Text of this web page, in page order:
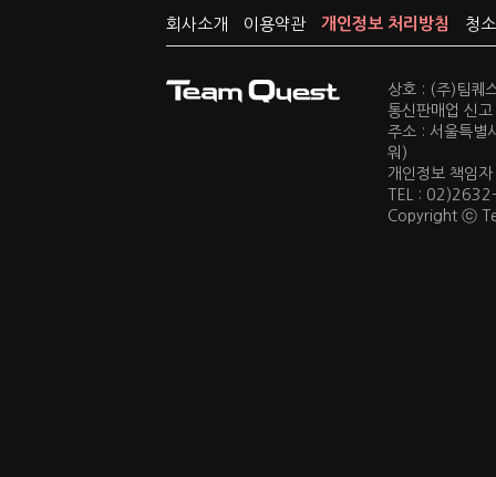
회사소개 이용약관 개인정보 처리방침 청
상호 : (주)팀퀘
통신판매업 신
주소 : 서울특
워)
개인정보 책
TEL :
Copyright ⓒ